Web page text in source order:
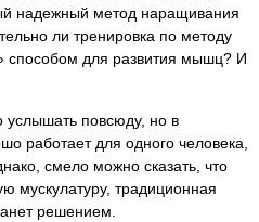
надежный метод наращивания
ли тренировка по методу
способом для развития мышц? И
повсюду, но в
работает для одного человека,
смело можно сказать, что
мускулатуру, традиционная
решением.